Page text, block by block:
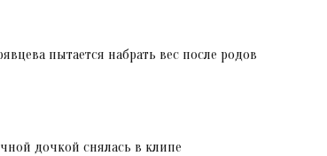
пытается набрать вес после родов
дочкой снялась в клипе